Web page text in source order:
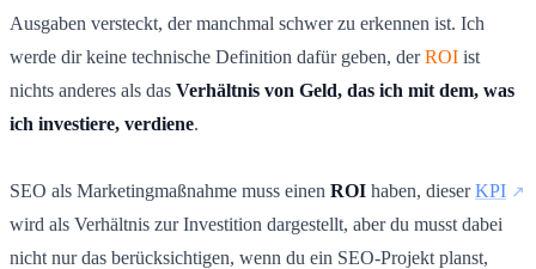
Ausgaben versteckt, der manchmal schwer zu erkennen ist. Ich
werde dir keine technische Definition dafür geben, derROI ist
nichts anderes als das Verhältnis von Geld, das ich mit dem, was
ich investiere, verdiene.
SEO als Marketingmaßnahme muss einen ROI haben, dieserKPI
wird als Verhältnis zur Investition dargestellt, aber du musst dabei
nicht nur das berücksichtigen, wenn du ein SEO-Projekt planst,